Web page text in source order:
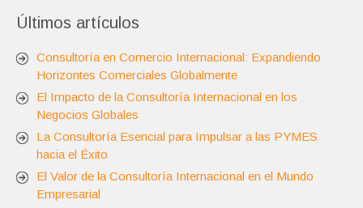
Últimos artículos
Consultoría en Comercio Internacional: Expandiendo
Horizontes Comerciales Globalmente
El Impacto de la Consultoría Internacional en los
Negocios Globales
La Consultoría Esencial para Impulsar a las PYMES
hacia el Éxito
El Valor de la Consultoría Internacional en el Mundo
Empresarial